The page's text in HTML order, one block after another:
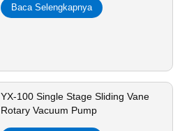
Baca Selengkapnya
YX-100 Single Stage Sliding Vane
Rotary Vacuum Pump